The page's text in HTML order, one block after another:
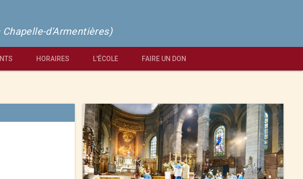
d'Armentières)
HORAIRES L'ÉCOLE FAIRE UN DON